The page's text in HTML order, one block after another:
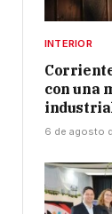
INTERIOR
con una
6 de agosto